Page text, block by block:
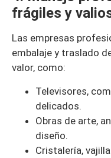
frágiles y
Las empresas
embalaje y traslado
valor, como:
Televisores,
delicados.
Obras de arte,
diseño.
Cristalería,